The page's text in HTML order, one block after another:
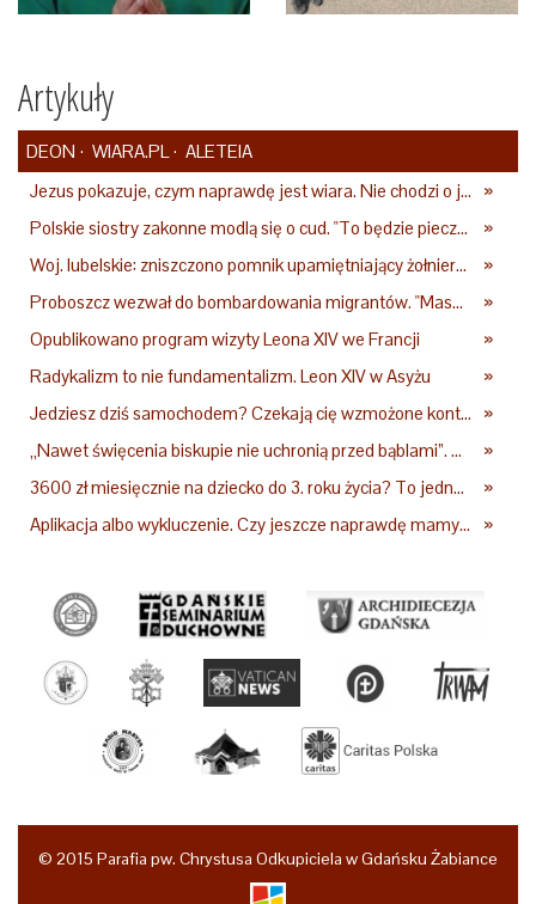
Artykuły
DEON WIARA.PL
ALETEIA
»
Jezus pokazuje, czym naprawdę jest wiara. Nie chodzi o jej wielkość
»
Polskie siostry zakonne modlą się o cud. "To będzie pieczęć Pana Boga dla naszej wiary"
»
Woj. lubelskie: zniszczono pomnik upamiętniający żołnierzy UPA. Ambasada Ukrainy reaguje
»
Proboszcz wezwał do bombardowania migrantów. "Masowy ogień przeciwko najeźdźcom!"
»
Opublikowano program wizyty Leona XIV we Francji
»
Radykalizm to nie fundamentalizm. Leon XIV w Asyżu
»
Jedziesz dziś samochodem? Czekają cię wzmożone kontrole
»
„Nawet święcenia biskupie nie uchronią przed bąblami”. Archidiecezja pokazała nagranie z pielgrzymki
»
3600 zł miesięcznie na dziecko do 3. roku życia? To jedna z propozycji programu "Rozwój Plus"
»
Aplikacja albo wykluczenie. Czy jeszcze naprawdę mamy wybór?
© 2015 Parafia pw. Chrystusa Odkupiciela w Gdańsku Żabiance